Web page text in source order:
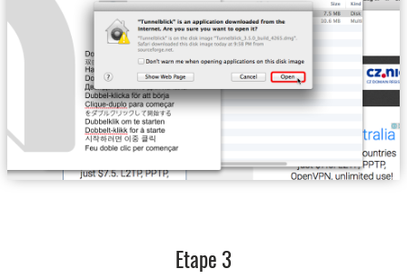
Etape 3